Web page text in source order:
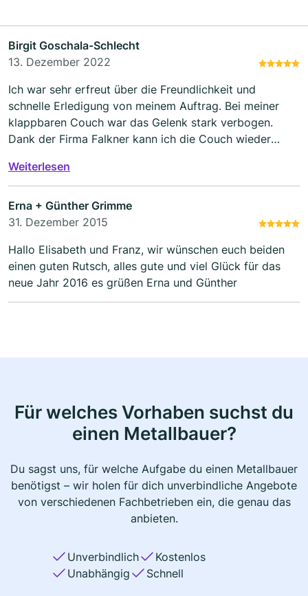
Birgit Goschala-Schlecht
13. Dezember 2022
Ich war sehr erfreut über die Freundlichkeit und
schnelle Erledigung von meinem Auftrag. Bei meiner
klappbaren Couch war das Gelenk stark verbogen.
Dank der Firma Falkner kann ich die Couch wieder
Vielen Dank nochmals!
Weiterlesen
Erna + Günther Grimme
31. Dezember 2015
Hallo Elisabeth und Franz, wir wünschen euch beiden
einen guten Rutsch, alles gute und viel Glück für das
neue Jahr 2016 es grüßen Erna und Günther
Für welches Vorhaben suchst du
einen Metallbauer?
Du sagst uns, für welche Aufgabe du einen Metallbauer
benötigst – wir holen für dich unverbindliche Angebote
von verschiedenen Fachbetrieben ein, die genau das
anbieten.
Unverbindlich
Kostenlos
Unabhängig
Schnell